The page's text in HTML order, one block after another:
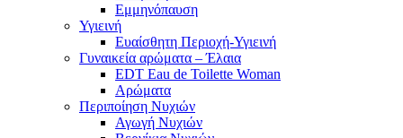
Εμμηνόπαυση
Υγιεινή
Ευαίσθητη Περιοχή-Υγιεινή
Γυναικεία αρώματα – Έλαια
EDT Eau de Toilette Woman
Αρώματα
Περιποίηση Νυχιών
Αγωγή Νυχιών